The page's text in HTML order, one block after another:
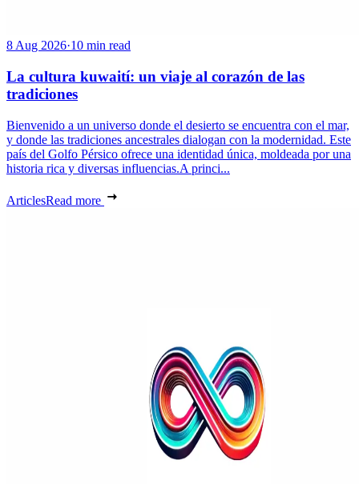
8 Aug 2026·10 min read
La cultura kuwaití: un viaje al corazón de las
tradiciones
Bienvenido a un universo donde el desierto se encuentra con el mar,
y donde las tradiciones ancestrales dialogan con la modernidad. Este
país del Golfo Pérsico ofrece una identidad única, moldeada por una
historia rica y diversas influencias.A princi...
ArticlesRead more